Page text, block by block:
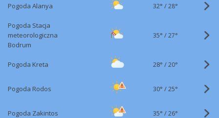
Pogoda Alanya 32° /28°
Pogoda Stacja
meteorologiczna
Bodrum
35° /27°
Pogoda Kreta 28° /20°
Pogoda Rodos 30° /25°
Pogoda Zakintos 35° /26°